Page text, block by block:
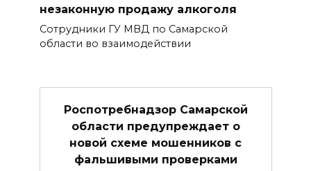
незаконную продажу алкоголя
Сотрудники ГУ МВД по Самарской
области во взаимодействии
Роспотребнадзор Самарской
области предупреждает о
новой схеме мошенников с
фальшивыми проверками